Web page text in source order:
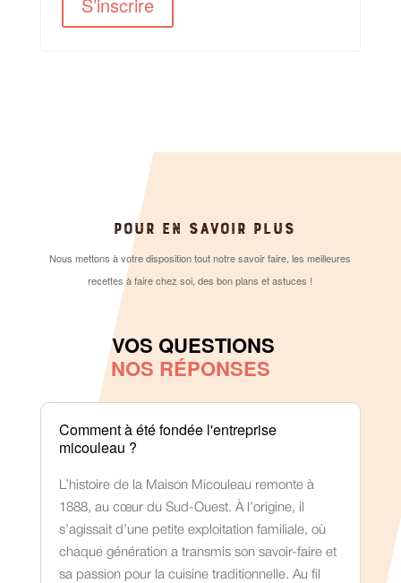
POUR EN SAVOIR PLUS
Nous mettons à votre disposition tout notre savoir faire, les meilleures
recettes à faire chez soi, des bon plans et astuces !
VOS QUESTIONS
NOS RÉPONSES
Comment à été fondée l'entreprise
micouleau ?
L’histoire de la Maison Micouleau remonte à
1888, au cœur du Sud-Ouest. À l’origine, il
s’agissait d’une petite exploitation familiale, où
chaque génération a transmis son savoir-faire et
sa passion pour la cuisine traditionnelle. Au fil